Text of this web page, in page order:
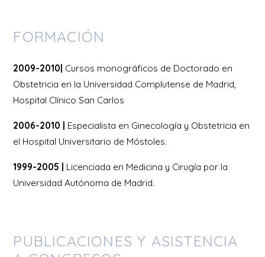
FORMACIÓN
2009-2010| Cursos monográficos de Doctorado en
Obstetricia en la Universidad Complutense de Madrid,
Hospital Clínico San Carlos
2006-2010 | Especialista en Ginecología y Obstetricia en
el Hospital Universitario de Móstoles.
1999-2005 | Licenciada en Medicina y Cirugía por la
Universidad Autónoma de Madrid.
PUBLICACIONES Y ASISTENCIA